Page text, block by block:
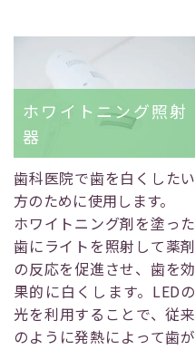
ホワイトニング照射
器
歯科医院で歯を白くしたい
方のために使用します。
ホワイトニング剤を塗った
歯にライトを照射して薬剤
の反応を促進させ、歯を効
果的に白くします。LEDの
光を利用することで、従来
のように発熱によって歯が